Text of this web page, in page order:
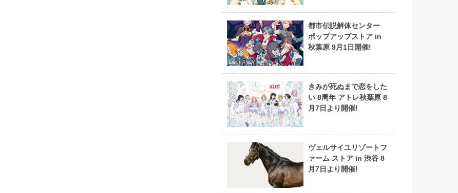
都市伝説解体センター
ポップアップストア in
秋葉原 9月1日開催!
きみが死ぬまで恋をした
い 8周年 アトレ秋葉原 8
月7日より開催!
ヴェルサイユリゾートフ
ァーム ストア in 渋谷 8
月7日より開催!